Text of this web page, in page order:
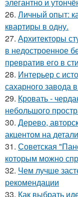
элегантно и
26. Личный опыт:
квартиры в одну.
27. Архитекторы
в недостроенное
превратив его в
28. Интерьер с
сахарного завода
29. Кровать -
небольшого
30. Дерево,
акцентом на
31. Советская
которым можно
32. Чем лучше
рекомендации
33. Как выбрать